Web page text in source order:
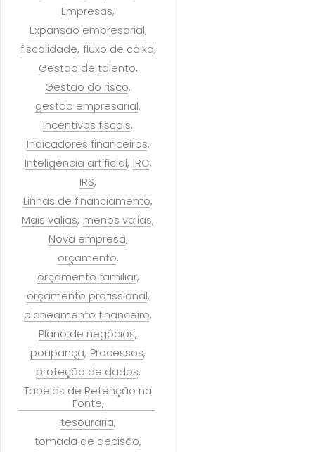
Empresas
Expansão empresarial
fiscalidade fluxo de caixa
Gestão de talento
Gestão do risco
gestão empresarial
Incentivos fiscais
Indicadores financeiros
Inteligência artificial IRC
IRS
Linhas de financiamento
Mais valias menos valias
Nova empresa
orçamento
orçamento familiar
orçamento profissional
planeamento financeiro
Plano de negócios
poupança Processos
proteção de dados
Tabelas de Retenção na
Fonte
tesouraria
tomada de decisão